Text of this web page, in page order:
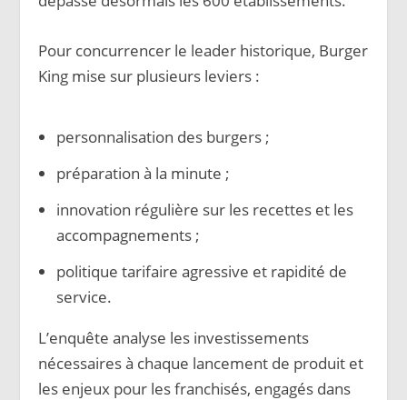
Pour concurrencer le leader historique, Burger
King mise sur plusieurs leviers :
personnalisation des burgers ;
préparation à la minute ;
innovation régulière sur les recettes et les
accompagnements ;
politique tarifaire agressive et rapidité de
service.
L’enquête analyse les investissements
nécessaires à chaque lancement de produit et
les enjeux pour les franchisés, engagés dans